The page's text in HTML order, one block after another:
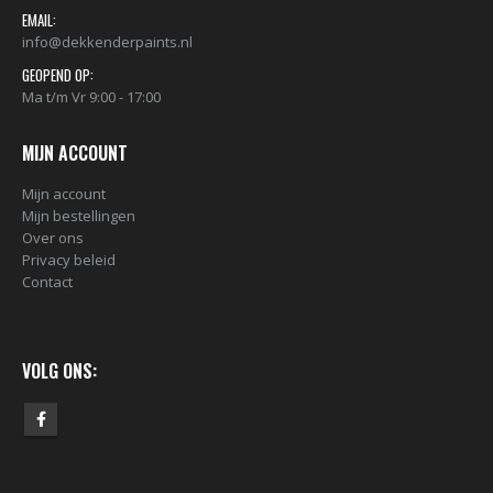
€2,23
EMAIL:
info@dekkenderpaints.nl
GEOPEND OP:
Ma t/m Vr 9:00 - 17:00
MIJN ACCOUNT
Mijn account
Mijn bestellingen
Over ons
Privacy beleid
Contact
VOLG ONS: